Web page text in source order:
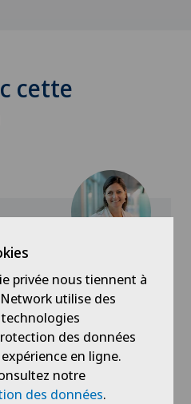
cette
privée nous tiennent à
utilise des
des données
en ligne.
notre
des données.